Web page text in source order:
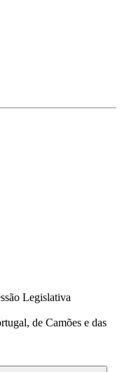
Legislativa
de Camões e das